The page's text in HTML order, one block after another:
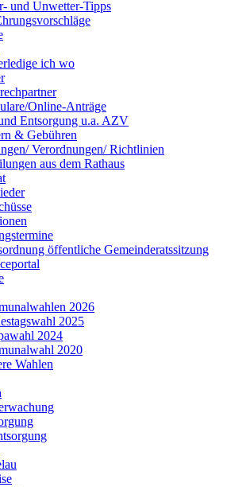
und Unwetter-Tipps
ich wo
Online-Anträge
Entsorgung u.a. AZV
& Gebühren
Verordnungen/ Richtlinien
aus dem Rathaus
öffentliche Gemeinderatssitzung
2026
2025
2024
2020
Wahlen